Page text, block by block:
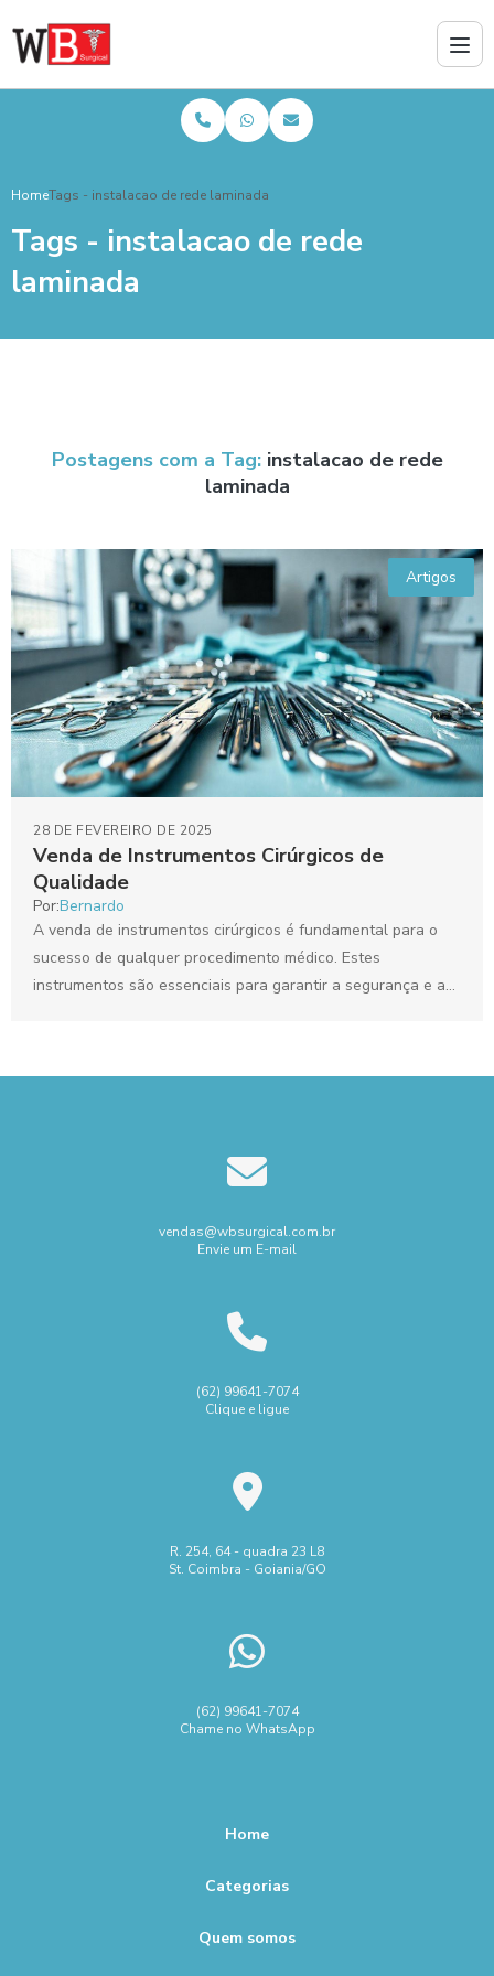
HomeTags - instalacao de rede laminada
Tags - instalacao de rede
laminada
Postagens com a Tag: instalacao de rede
laminada
Artigos
Venda de Instrumentos Cirúrgicos de
Qualidade
28 DE FEVEREIRO DE 2025
Por:Bernardo
A venda de instrumentos cirúrgicos é fundamental para o
sucesso de qualquer procedimento médico. Estes
instrumentos são essenciais para garantir a segurança e a
vendas@wbsurgical.com.br
Envie um E-mail
(62) 99641-7074
Clique e ligue
R. 254, 64 - quadra 23 L8
St. Coimbra - Goiania/GO
(62) 99641-7074
Chame no WhatsApp
Home
Categorias
Quem somos